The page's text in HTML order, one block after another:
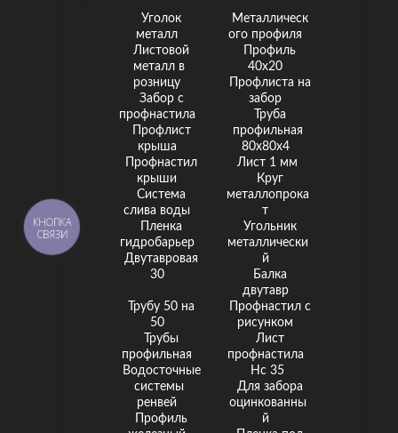
Уголок
металл
Листовой
металл в
розницу
Забор с
профнастила
Профлист
крыша
Профнастил
крыши
Система
слива воды
Пленка
гидробарьер
Двутавровая
30
Металлическ
ого профиля
Профиль
40х20
Профлиста на
забор
Труба
профильная
80х80х4
Лист 1 мм
Круг
металлопрока
т
Угольник
металлически
й
Балка
двутавр
Трубу 50 на
50
Трубы
профильная
Водосточные
системы
ренвей
Профиль
Профнастил с
рисунком
Лист
профнастила
Нс 35
Для забора
оцинкованны
й
КНОПКА
СВЯЗИ